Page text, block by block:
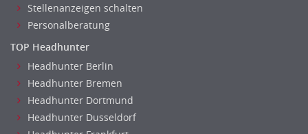
Stellenanzeigen schalten
Personalberatung
TOP Headhunter
Headhunter Berlin
Headhunter Bremen
Headhunter Dortmund
Headhunter Dusseldorf